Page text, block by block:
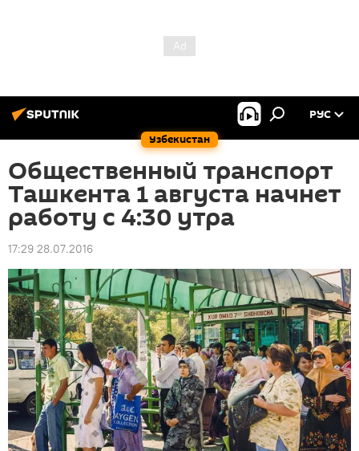
Узбекистан
РУС
Общественный транспорт
Ташкента 1 августа начнет
работу c 4:30 утра
17:29 28.07.2016